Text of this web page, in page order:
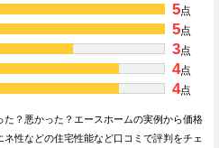
5点
5点
3点
4点
4点
？悪かった？エースホームの実例から価格
性などの住宅性能など口コミで評判をチェ